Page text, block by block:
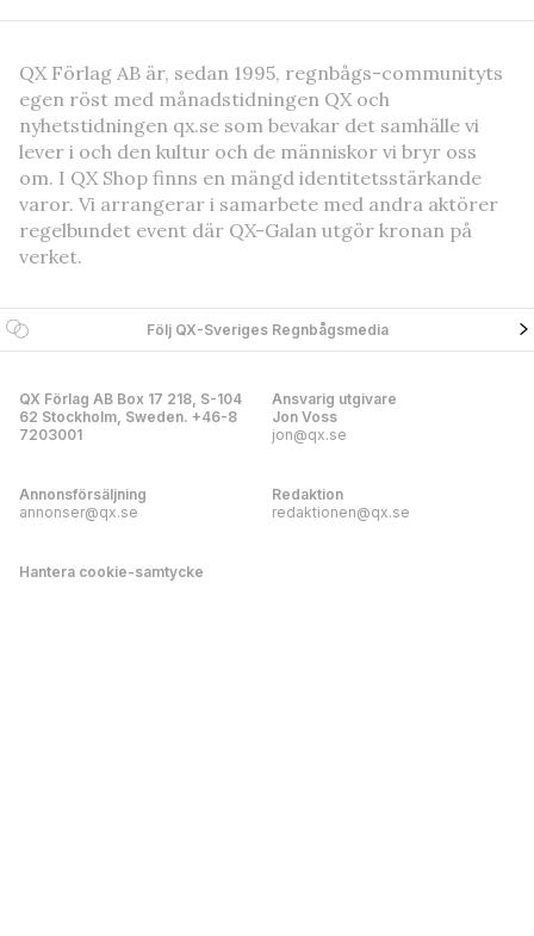
QX Förlag AB är, sedan 1995, regnbågs-communityts
egen röst med månadstidningen QX och
nyhetstidningen qx.se som bevakar det samhälle vi
lever i och den kultur och de människor vi bryr oss
om. I QX Shop finns en mängd identitetsstärkande
varor. Vi arrangerar i samarbete med andra aktörer
regelbundet event där QX-Galan utgör kronan på
verket.
Följ QX-Sveriges Regnbågsmedia
QX Förlag AB Box 17 218, S-104
62 Stockholm, Sweden. +46-8
7203001
Ansvarig utgivare
Jon Voss
jon@qx.se
Annonsförsäljning
annonser@qx.se
Redaktion
redaktionen@qx.se
Hantera cookie-samtycke